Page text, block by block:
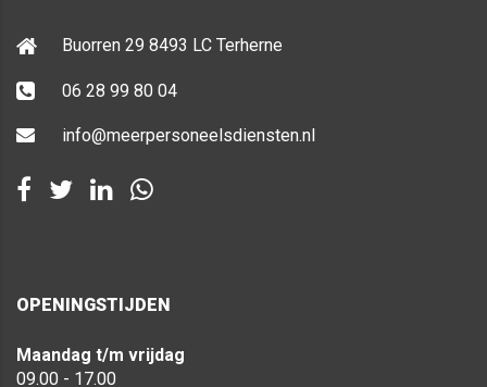
Buorren 29 8493 LC Terherne
06 28 99 80 04
info@meerpersoneelsdiensten.nl
OPENINGSTIJDEN
Maandag t/m vrijdag
09.00 - 17.00